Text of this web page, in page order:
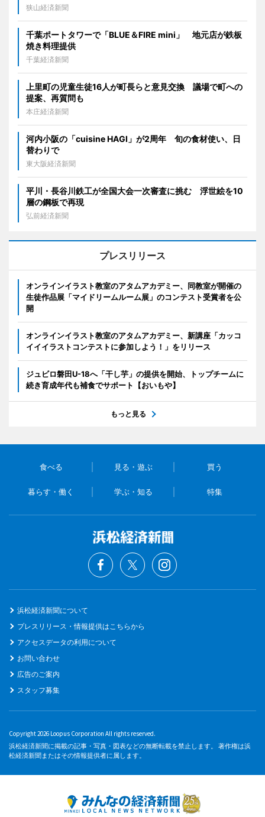
狭山経済新聞
千葉ポートタワーで「BLUE＆FIRE mini」 地元店が鉄板
焼き料理提供
千葉経済新聞
上里町の児童生徒16人が町長らと意見交換 議場で町への
提案、再質問も
本庄経済新聞
河内小阪の「cuisine HAGI」が2周年 旬の食材使い、日
替わりで
東大阪経済新聞
平川・長谷川鉄工が全国大会一次審査に挑む 浮世絵を10
層の鋼板で再現
弘前経済新聞
プレスリリース
オンラインイラスト教室のアタムアカデミー、同教室が開催の
生徒作品展「マイドリームルーム展」のコンテスト受賞者を公
開
オンラインイラスト教室のアタムアカデミー、新講座「カッコ
イイイラストコンテストに参加しよう！」をリリース
ジュビロ磐田U-18へ「干し芋」の提供を開始、トップチームに
続き育成年代も補食でサポート【おいもや】
もっと見る
食べる 見る・遊ぶ 買う
暮らす・働く 学ぶ・知る 特集
浜松経済新聞について
プレスリリース・情報提供はこちらから
アクセスデータの利用について
お問い合わせ
広告のご案内
スタッフ募集
Copyright 2026 Loopus Corporation All rights reserved.
浜松経済新聞に掲載の記事・写真・図表などの無断転載を禁止します。 著作権は浜
松経済新聞またはその情報提供者に属します。